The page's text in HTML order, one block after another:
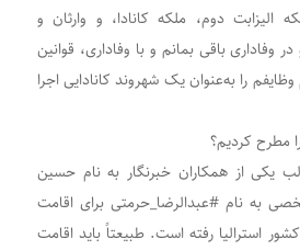
دوم، ملکه کانادا، و وارثان و
وفاداری باقی بمانم و با وفاداری، قوانین
وظایفم را به‌عنوان یک شهروند کانادایی اجرا
مطرح کردیم؟
یکی از همکاران خبرنگار به نام حسین
به نام #عبدالرضا_حرمتی برای اقامت
استرالیا رفته است. طبیعتاً باید اقامت